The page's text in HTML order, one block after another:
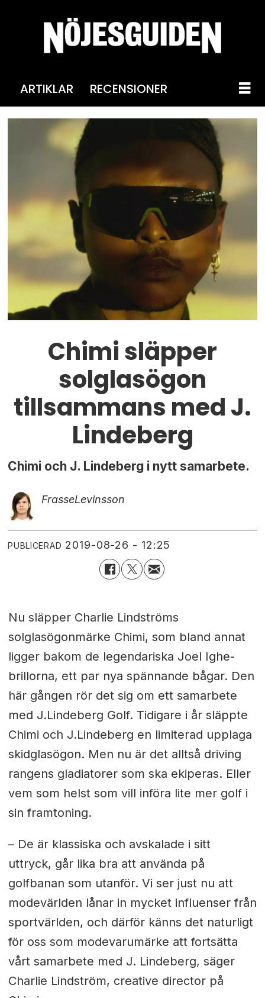
ARTIKLAR RECENSIONER
Chimi släpper
solglasögon
tillsammans med J.
Lindeberg
Chimi och J. Lindeberg i nytt samarbete.
FrasseLevinsson
PUBLICERAD 2019-08-26 - 12:25
Nu släpper Charlie Lindströms
solglasögonmärke Chimi, som bland annat
ligger bakom de legendariska Joel Ighe-
brillorna, ett par nya spännande bågar. Den
här gången rör det sig om ett samarbete
med J.Lindeberg Golf. Tidigare i år släppte
Chimi och J.Lindeberg en limiterad upplaga
skidglasögon. Men nu är det alltså driving
rangens gladiatorer som ska ekiperas. Eller
vem som helst som vill införa lite mer golf i
sin framtoning.
– De är klassiska och avskalade i sitt
uttryck, går lika bra att använda på
golfbanan som utanför. Vi ser just nu att
modevärlden lånar in mycket influenser från
sportvärlden, och därför känns det naturligt
för oss som modevarumärke att fortsätta
vårt samarbete med J. Lindeberg, säger
Charlie Lindström, creative director på